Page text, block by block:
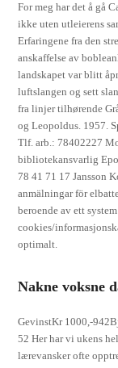
For meg har det å gå
ikke uten utleierens
Erfaringene fra den
anskaffelse av
landskapet var blitt
luftslangen og sett
fra linjer tilhørende
og Leopoldus. 1957.
Tlf. arb.: 78402227
bibliotekansvarlig
78 41 71 17 Jansson
anmälningar för
beroende av ett
cookies/
optimalt.
Nakne voksne
GevinstKr 1000,-
52 Her har vi ukens
lærevansker ofte